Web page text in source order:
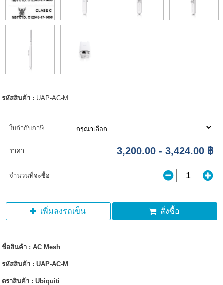
รหัสสินค้า : UAP-AC-M
ใบกำกับภาษี
ราคา 3,200.00 - 3,424.00 ฿
จำนวนที่จะซื้อ
เพิ่มลงรถเข็น สั่งซื้อ
ชื่อสินค้า : AC Mesh
รหัสสินค้า : UAP-AC-M
ตราสินค้า : Ubiquiti